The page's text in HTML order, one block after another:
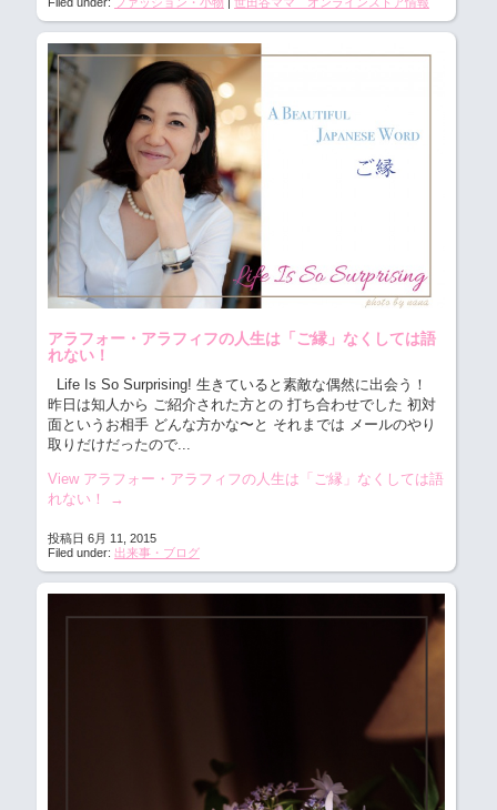
アラフォー・アラフィフの人生は「ご縁」なくしては語
れない！
Life Is So Surprising! 生きていると素敵な偶然に出会う！
昨日は知人から ご紹介された方との 打ち合わせでした 初対
面というお相手 どんな方かな〜と それまでは メールのやり
取りだけだったので...
View アラフォー・アラフィフの人生は「ご縁」なくしては語
れない！
→
投稿日 6月 11, 2015
Filed under: 出来事・ブログ